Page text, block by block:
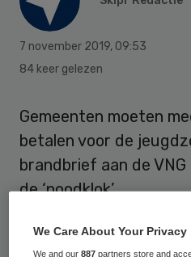
7 november 2019, 09:53
84 keer gelezen
Gemeenten moeten
betalen voor de
brandbrief aan de
de ‘noodklok’.
“Jaar op jaar zien we
We Care About Your Privacy
We and our887 partners store and